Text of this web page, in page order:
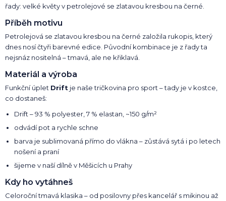
řady: velké květy v petrolejové se zlatavou kresbou na černé.
Příběh motivu
Petrolejová se zlatavou kresbou na černé založila rukopis, který
dnes nosí čtyři barevné edice. Původní kombinace je z řady ta
nejsnáz nositelná – tmavá, ale ne křiklavá.
Materiál a výroba
Funkční úplet Drift je naše tričkovina pro sport – tady je v kostce,
co dostaneš:
Drift – 93 % polyester, 7 % elastan, ~150 g/m²
odvádí pot a rychle schne
barva je sublimovaná přímo do vlákna – zůstává sytá i po letech
nošení a praní
šijeme v naší dílně v Měšicích u Prahy
Kdy ho vytáhneš
Celoroční tmavá klasika – od posilovny přes kancelář s mikinou až